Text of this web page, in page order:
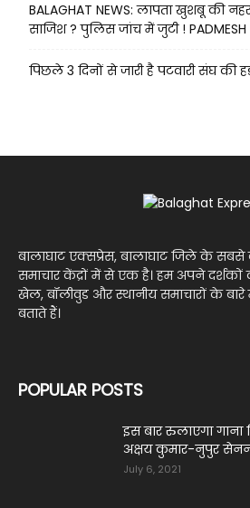
BALAGHAT NEWS: लापता खुशबू की
साजिश ? पुलिस जांच में जुटी ! PADMESH
पिछले 3 दिनों से जारी है पटवारी संघ की
बालाघाट एक्सप्रेस, बालाघाट जिले के सबसे
समाचार केंद्रों में से एक है। हम अपने दर्शकों को
खेल, बॉलीवुड और स्थानीय समाचारों के
बताते हैं।
POPULAR POSTS
इस बार रुलाएगा गाना
अक्षय कुमार-नुपुर
July 6, 2021